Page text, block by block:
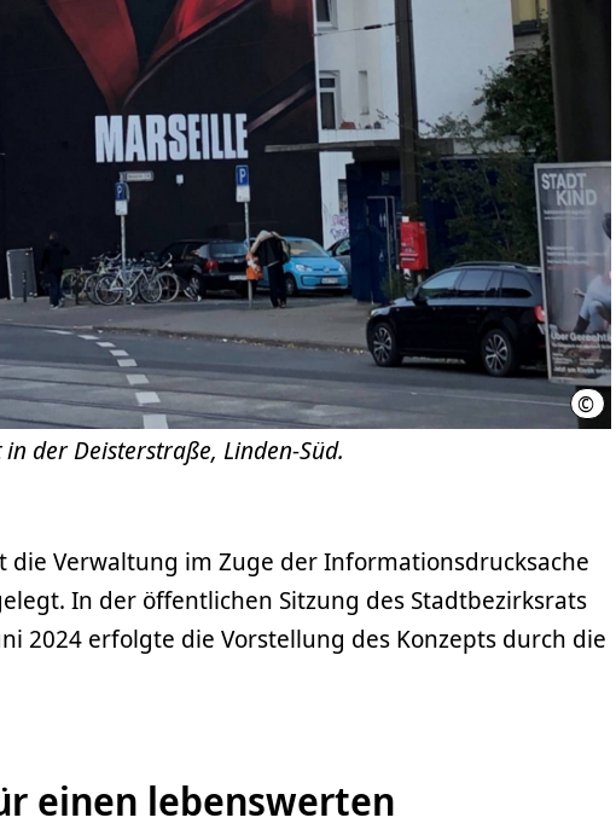
© LHH
der Deisterstraße, Linden-Süd.
die Verwaltung im Zuge der Informationsdrucksache
In der öffentlichen Sitzung des Stadtbezirksrats
2024 erfolgte die Vorstellung des Konzepts durch die
einen lebenswerten